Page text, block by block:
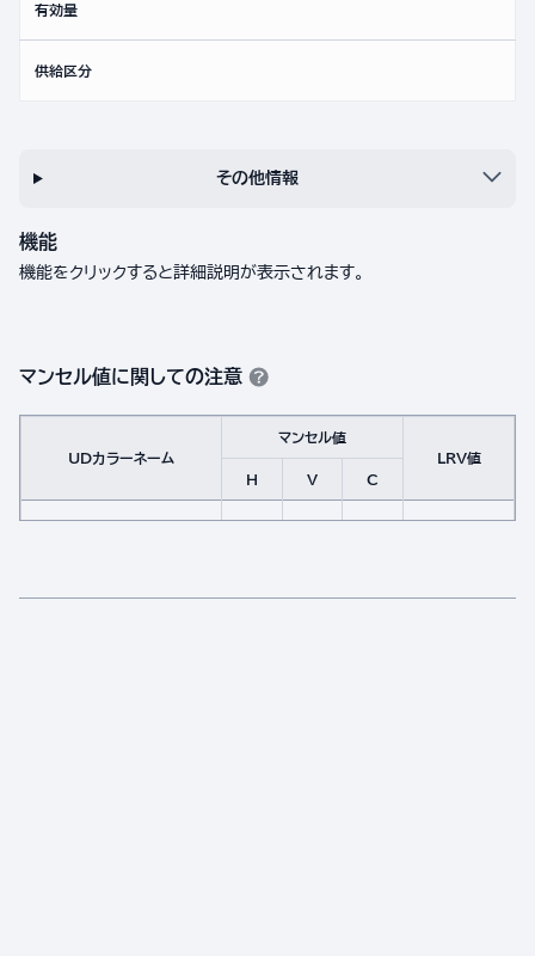
有効量
供給区分
その他情報
機能
機能をクリックすると詳細説明が表示されます。
マンセル値に関しての注意
UDカラーネーム
マンセル値
LRV値
H
V C